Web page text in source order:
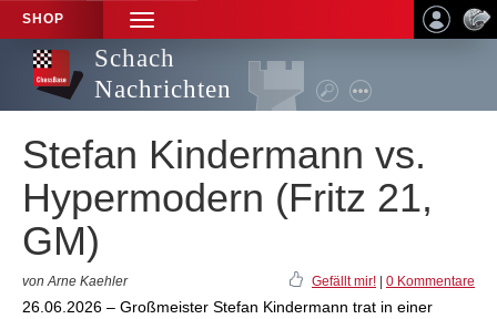
SHOP
TOGGLE
NAVIGATION
Schach
Nachrichten
Stefan Kindermann vs.
Hypermodern (Fritz 21,
GM)
von Arne Kaehler Gefällt mir! 0 Kommentare
26.06.2026 – Großmeister Stefan Kindermann trat in einer